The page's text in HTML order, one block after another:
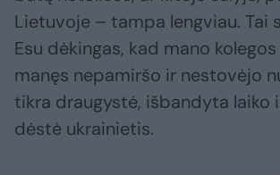
Lietuvoje – tampa lengviau. Tai
Esu dėkingas, kad mano
manęs nepamiršo ir nestovėjo
tikra draugystė, išbandyta laiko
dėstė ukrainietis.